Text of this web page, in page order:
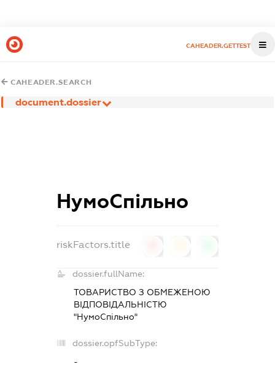
CAHEADER.GETTEST
CAHEADER.SEARCH
document.dossier
НумоСпільно
riskFactors.title
dossier.fullName:
ТОВАРИСТВО З ОБМЕЖЕНОЮ
ВІДПОВІДАЛЬНІСТЮ
"НумоСпільно"
dossier.opfSubType:
-